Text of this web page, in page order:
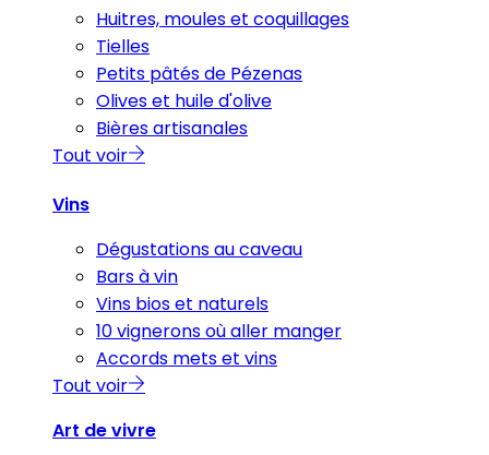
Huitres, moules et coquillages
Tielles
Petits pâtés de Pézenas
Olives et huile d'olive
Bières artisanales
Tout voir
Vins
Dégustations au caveau
Bars à vin
Vins bios et naturels
10 vignerons où aller manger
Accords mets et vins
Tout voir
Art de vivre